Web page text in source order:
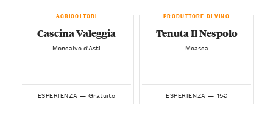
AGRICOLTORI
Cascina Valeggia
— Moncalvo d'Asti —
ESPERIENZA — Gratuito
PRODUTTORE DI VINO
Tenuta Il Nespolo
— Moasca —
ESPERIENZA — 15€